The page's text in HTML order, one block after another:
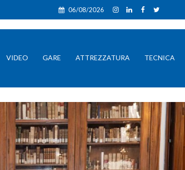
06/08/2026
VIDEO GARE ATTREZZATURA TECNICA